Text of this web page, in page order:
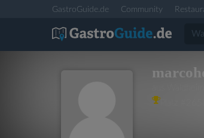
GastroGuide.de Community